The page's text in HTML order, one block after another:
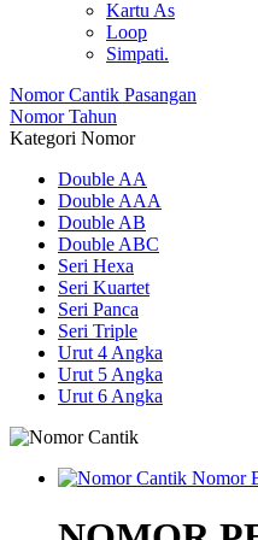
Kartu As
Loop
Simpati.
Nomor Cantik Pasangan
Nomor Tahun
Kategori Nomor
Double AA
Double AAA
Double AB
Double ABC
Seri Hexa
Seri Kuartet
Seri Panca
Seri Triple
Urut 4 Angka
Urut 5 Angka
Urut 6 Angka